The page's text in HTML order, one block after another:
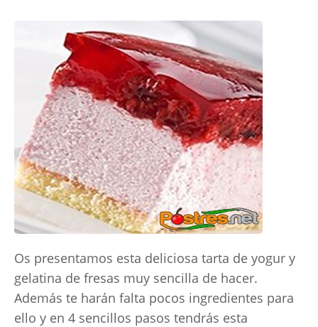
Os presentamos esta deliciosa tarta de yogur y
gelatina de fresas muy sencilla de hacer.
Además te harán falta pocos ingredientes para
ello y en 4 sencillos pasos tendrás esta